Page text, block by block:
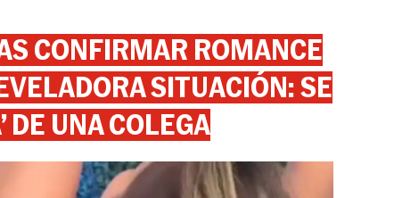
CONFIRMAR ROMANCE
SITUACIÓN: SE
DE UNA COLEGA